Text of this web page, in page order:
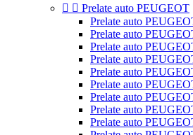
  Prelate auto PEUGEOT
Prelate auto
Prelate auto
Prelate auto
Prelate auto
Prelate auto
Prelate auto
Prelate auto
Prelate auto
Prelate auto